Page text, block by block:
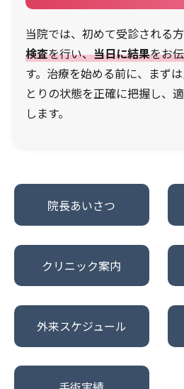
当院では、初めて受診される
検査を行い、当日に結果をお
す。治療を始める前に、まず
とりの状態を正確に把握し、
します。
院長あいさつ
クリニック案内
外来スケジュール